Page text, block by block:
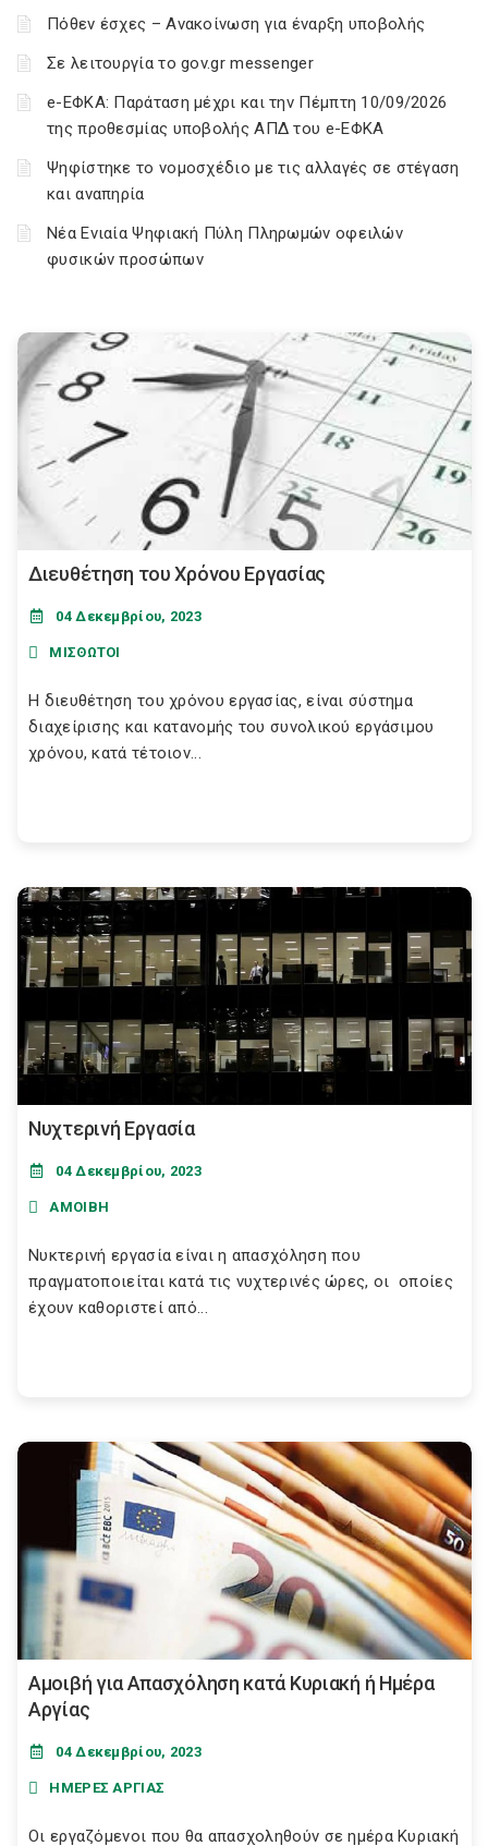
Πόθεν έσχες – Ανακοίνωση για έναρξη υποβολής
Σε λειτουργία το gov.gr messenger
e-ΕΦΚΑ: Παράταση μέχρι και την Πέμπτη 10/09/2026
της προθεσμίας υποβολής ΑΠΔ του e-ΕΦΚΑ
Ψηφίστηκε το νομοσχέδιο με τις αλλαγές σε στέγαση
και αναπηρία
Νέα Ενιαία Ψηφιακή Πύλη Πληρωμών οφειλών
φυσικών προσώπων
Διευθέτηση του Χρόνου Εργασίας
04 Δεκεμβρίου, 2023
ΜΙΣΘΩΤΟΙ
Η διευθέτηση του χρόνου εργασίας, είναι σύστημα
διαχείρισης και κατανομής του συνολικού εργάσιμου
χρόνου, κατά τέτοιον...
Νυχτερινή Εργασία
04 Δεκεμβρίου, 2023
ΑΜΟΙΒΗ
Νυκτερινή εργασία είναι η απασχόληση που
πραγματοποιείται κατά τις νυχτερινές ώρες, οι οποίες
έχουν καθοριστεί από...
Αμοιβή για Απασχόληση κατά Κυριακή ή Ημέρα
Αργίας
04 Δεκεμβρίου, 2023
ΗΜΕΡΕΣ ΑΡΓΙΑΣ
Οι εργαζόμενοι που θα απασχοληθούν σε ημέρα Κυριακή